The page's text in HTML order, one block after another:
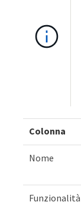
Colonna
Nome
Funzionalità